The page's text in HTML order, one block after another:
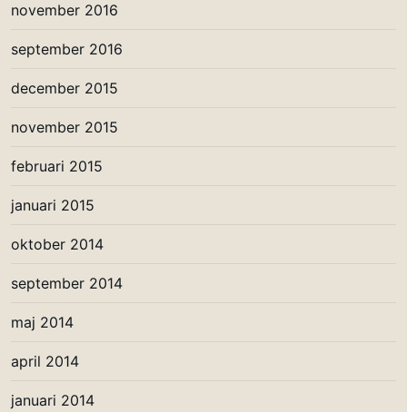
november 2016
september 2016
december 2015
november 2015
februari 2015
januari 2015
oktober 2014
september 2014
maj 2014
april 2014
januari 2014